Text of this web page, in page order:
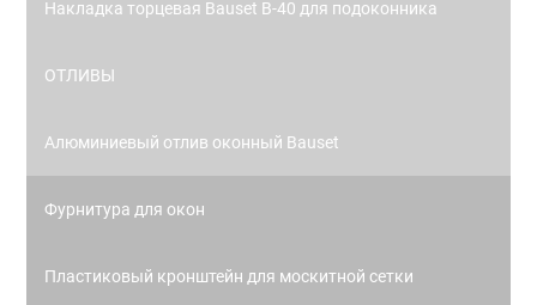
Накладка торцевая Bauset В-40 для подоконника
ОТЛИВЫ
Алюминиевый отлив оконный Bauset
Фурнитура для окон
Пластиковый кронштейн для москитной сетки